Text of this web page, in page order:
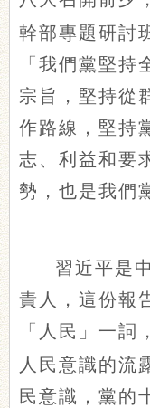
幹部專題研討
「我們黨堅持
宗旨，堅持從
作路線，堅持
志、利益和要
勢，也是我們
習近平是
責人，這份報
「人民」一詞
人民意識的流
民意識，黨的